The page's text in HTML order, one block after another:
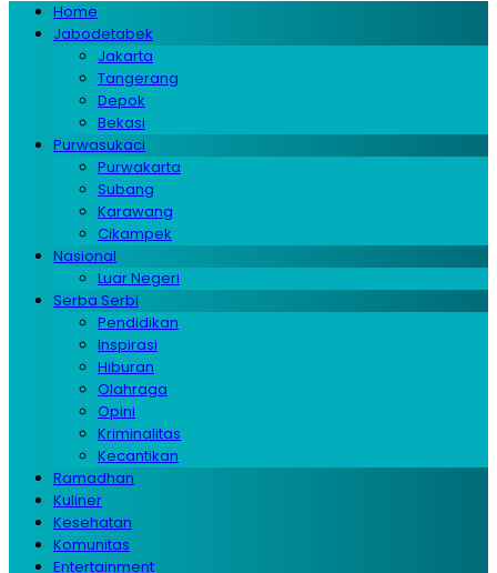
Home
Jabodetabek
Jakarta
Tangerang
Depok
Bekasi
Purwasukaci
Purwakarta
Subang
Karawang
Cikampek
Nasional
Luar Negeri
Serba Serbi
Pendidikan
Inspirasi
Hiburan
Olahraga
Opini
Kriminalitas
Kecantikan
Ramadhan
Kuliner
Kesehatan
Komunitas
Entertainment